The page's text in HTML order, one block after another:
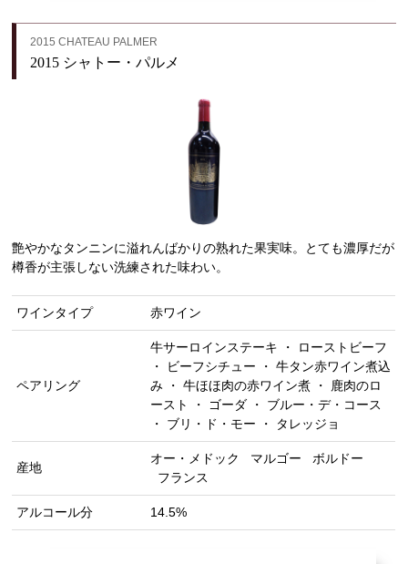
2015 CHATEAU PALMER
2015 シャトー・パルメ
艶やかなタンニンに溢れんばかりの熟れた果実味。とても濃厚だが
樽香が主張しない洗練された味わい。
ワインタイプ 赤ワイン
ペアリング
牛サーロインステーキ ・ ローストビーフ
・ ビーフシチュー ・ 牛タン赤ワイン煮込
み ・ 牛ほほ肉の赤ワイン煮 ・ 鹿肉のロ
ースト ・ ゴーダ ・ ブルー・デ・コース
・ ブリ・ド・モー ・ タレッジョ
産地
オー・メドック マルゴー
ボルドー
フランス
アルコール分 14.5%